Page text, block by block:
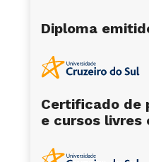
Diploma
Certificado de
e cursos livres